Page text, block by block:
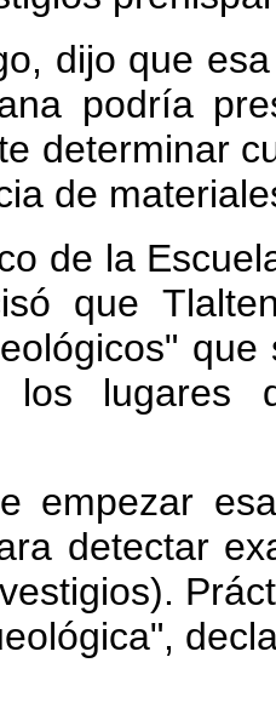
dijo que esa
podría
determinar
de
de la
que
lugares
detectar